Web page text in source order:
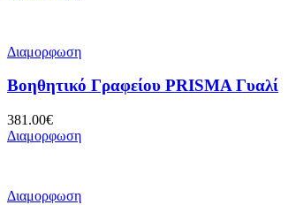
Διαμορφωση
Βοηθητικό Γραφείου PRISMA Γυαλί
381.00€
Διαμορφωση
Διαμορφωση